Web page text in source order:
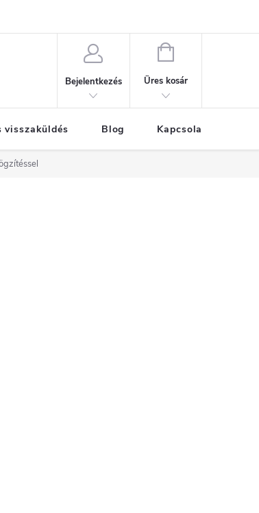
Bejelentkezés
KOSÁR
Üres kosár
visszaküldés Blog Kapcsolat